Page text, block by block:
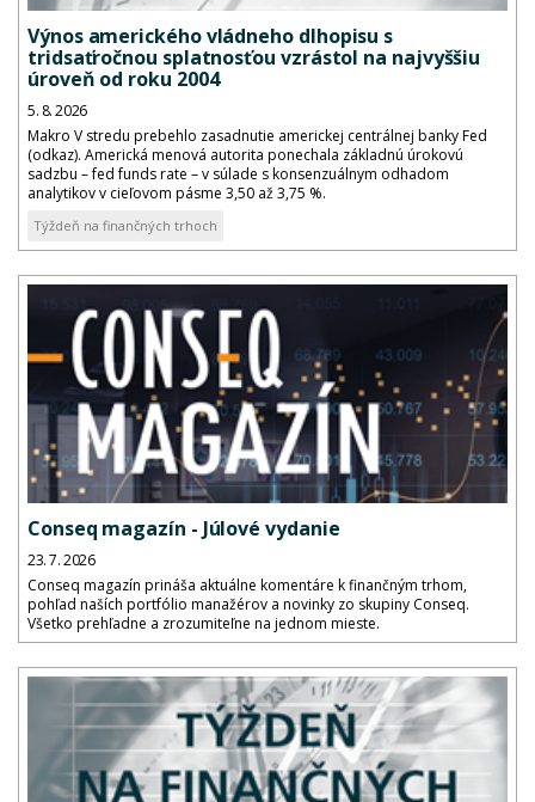
Výnos amerického vládneho dlhopisu s
tridsaťročnou splatnosťou vzrástol na najvyššiu
úroveň od roku 2004
5. 8. 2026
Makro V stredu prebehlo zasadnutie americkej centrálnej banky Fed
(odkaz). Americká menová autorita ponechala základnú úrokovú
sadzbu – fed funds rate – v súlade s konsenzuálnym odhadom
analytikov v cieľovom pásme 3,50 až 3,75 %.
Týždeň na finančných trhoch
Conseq magazín - Júlové vydanie
23. 7. 2026
Conseq magazín prináša aktuálne komentáre k finančným trhom,
pohľad naších portfólio manažérov a novinky zo skupiny Conseq.
Všetko prehľadne a zrozumiteľne na jednom mieste.